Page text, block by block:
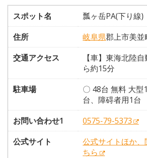
スポット名
瓢ヶ岳PA(下り線)
住所
岐阜県郡上市美
交通アクセス
【車】東海北陸
ら約15分
駐車場
〇 48台 無料 大型
台、障碍者用1台
お問い合わせ1
0575-79-5373
公式サイト
公式サイトほか、
ちら